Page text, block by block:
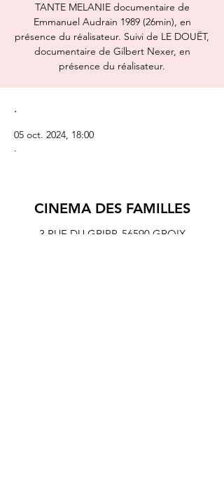
TANTE MELANIE documentaire de
Emmanuel Audrain 1989 (26min), en
présence du réalisateur. Suivi de LE DOUËT,
documentaire de Gilbert Nexer, en
présence du réalisateur.
.
05 oct. 2024, 18:00
.
CINEMA DES FAMILLES
3 RUE DU GRIPP, 56590 GROIX